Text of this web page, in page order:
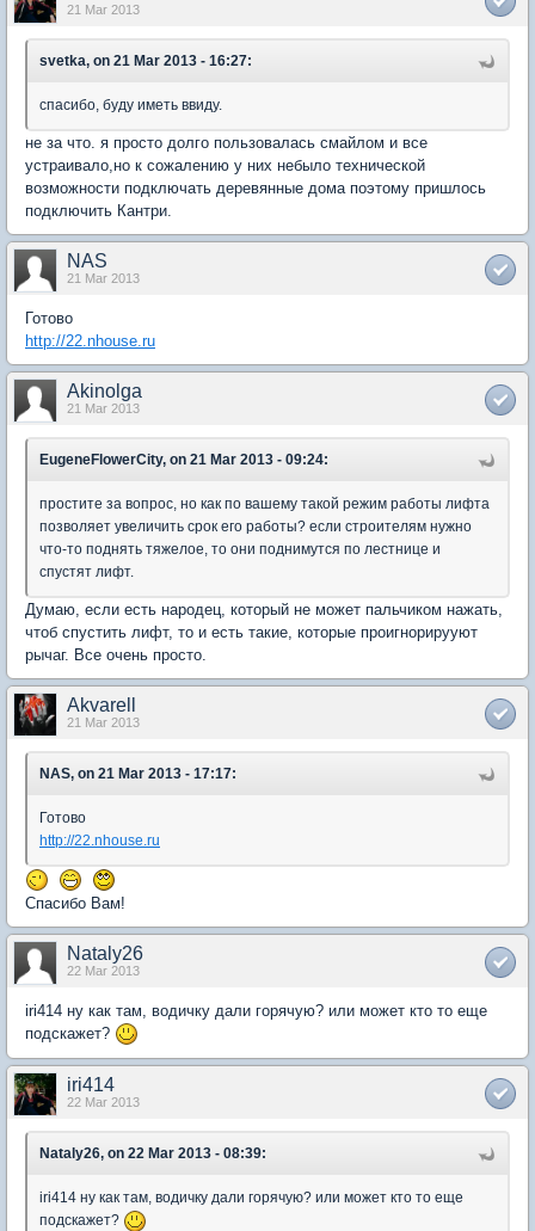
21 Mar 2013
svetka, on 21 Mar 2013 - 16:27:
спасибо, буду иметь ввиду.
не за что. я просто долго пользовалась смайлом и все
устраивало,но к сожалению у них небыло технической
возможности подключать деревянные дома поэтому пришлось
подключить Кантри.
NAS
21 Mar 2013
Готово
http://22.nhouse.ru
Akinolga
21 Mar 2013
EugeneFlowerCity, on 21 Mar 2013 - 09:24:
простите за вопрос, но как по вашему такой режим работы лифта
позволяет увеличить срок его работы? если строителям нужно
что-то поднять тяжелое, то они поднимутся по лестнице и
спустят лифт.
Думаю, если есть народец, который не может пальчиком нажать,
чтоб спустить лифт, то и есть такие, которые проигнорирууют
рычаг. Все очень просто.
Akvarell
21 Mar 2013
NAS, on 21 Mar 2013 - 17:17:
Готово
http://22.nhouse.ru
Спасибо Вам!
Nataly26
22 Mar 2013
iri414 ну как там, водичку дали горячую? или может кто то еще
подскажет?
iri414
22 Mar 2013
Nataly26, on 22 Mar 2013 - 08:39:
iri414 ну как там, водичку дали горячую? или может кто то еще
подскажет?